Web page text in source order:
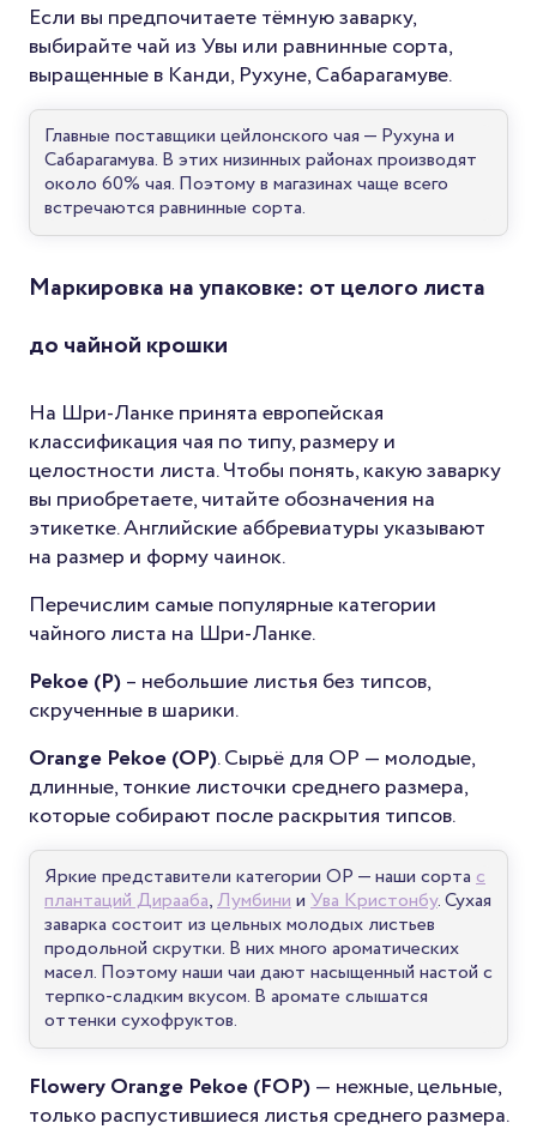
Если вы предпочитаете тёмную заварку,
выбирайте чай из Увы или равнинные сорта,
выращенные в Канди, Рухуне, Сабарагамуве.
Главные поставщики цейлонского чая — Рухуна и
Сабарагамува. В этих низинных районах производят
около 60% чая. Поэтому в магазинах чаще всего
встречаются равнинные сорта.
Маркировка на упаковке: от целого листа
до чайной крошки
На Шри-Ланке принята европейская
классификация чая по типу, размеру и
целостности листа. Чтобы понять, какую заварку
вы приобретаете, читайте обозначения на
этикетке. Английские аббревиатуры указывают
на размер и форму чаинок.
Перечислим самые популярные категории
чайного листа на Шри-Ланке.
Pekoe (P)– небольшие листья без типсов,
скрученные в шарики.
Orange Pekoe (OP). Сырьё для OP — молодые,
длинные, тонкие листочки среднего размера,
которые собирают после раскрытия типсов.
Яркие представители категории OP — наши сорта с
плантаций Дирааба,Лумбинии Ува Кристонбу. Сухая
заварка состоит из цельных молодых листьев
продольной скрутки. В них много ароматических
масел. Поэтому наши чаи дают насыщенный настой с
терпко-сладким вкусом. В аромате слышатся
оттенки сухофруктов.
Flowery Orange Pekoe (FOP)— нежные, цельные,
только распустившиеся листья среднего размера.